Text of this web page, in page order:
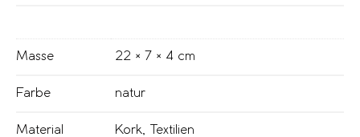
Masse 22 × 7 × 4 cm
Farbe natur
Material Kork Textilien